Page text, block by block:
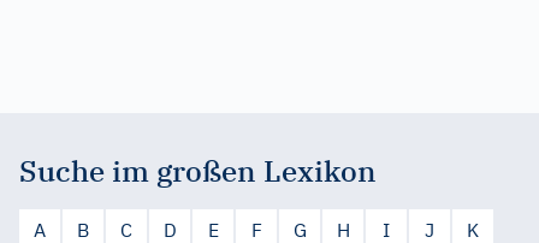
Suche im großen Lexikon
A B C D E F G H I J
K